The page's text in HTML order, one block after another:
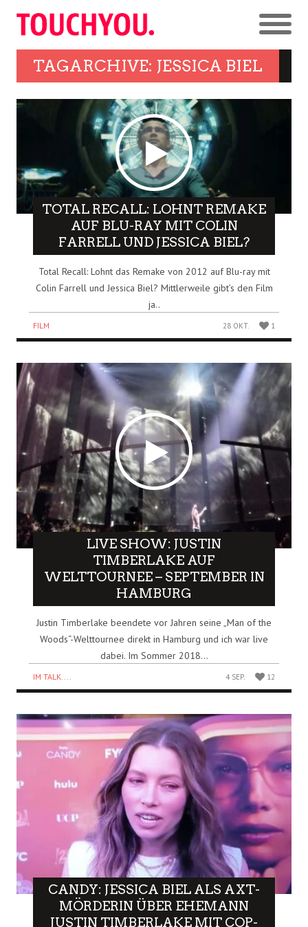
TAGARCHIVE: JESSICA BIEL
TOTAL RECALL: LOHNT REMAKE
AUF BLU-RAY MIT COLIN
FARRELL UND JESSICA BIEL?
Total Recall: Lohnt das Remake von 2012 auf Blu-ray mit
Colin Farrell und Jessica Biel? Mittlerweile gibt’s den Film
ja..
FILM 28 OKT. 1
LIVE SHOW: JUSTIN
TIMBERLAKE AUF
WELTTOURNEE – SEPTEMBER IN
HAMBURG
Justin Timberlake beendete vor Jahren seine „Man of the
Woods“-Welttournee direkt in Hamburg und ich war live
dabei. Im Sommer 2018...
IM TALK.... 4 SEP. 12
CANDY: JESSICA BIEL ALS AXT-
MÖRDERIN ÜBER EHEMANN
JUSTIN TIMBERLAKE MIT COP-